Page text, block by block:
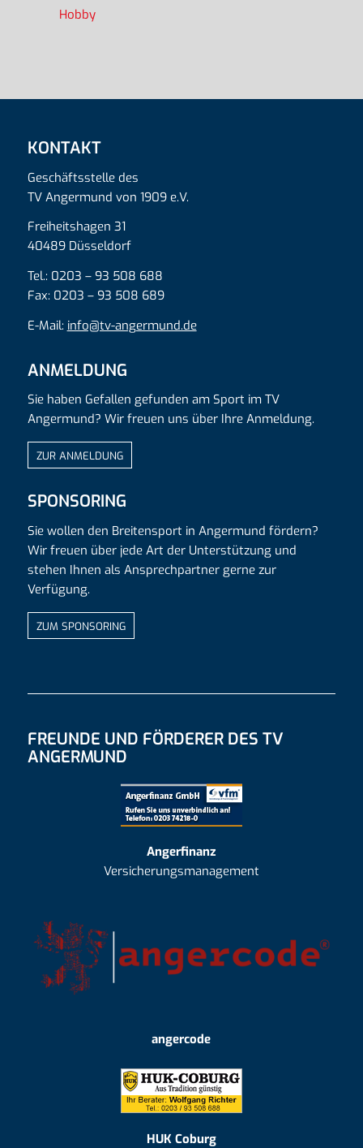
Hobby
KONTAKT
Geschäftsstelle des
TV Angermund von 1909 e.V.
Freiheitshagen 31
40489 Düsseldorf
Tel.: 0203 – 93 508 688
Fax: 0203 – 93 508 689
E-Mail: info@tv-angermund.de
ANMELDUNG
Sie haben Gefallen gefunden am Sport im TV
Angermund? Wir freuen uns über Ihre Anmeldung.
ZUR ANMELDUNG
SPONSORING
Sie wollen den Breitensport in Angermund fördern?
Wir freuen über jede Art der Unterstützung und
stehen Ihnen als Ansprechpartner gerne zur
Verfügung.
ZUM SPONSORING
FREUNDE UND FÖRDERER DES TV
ANGERMUND
Angerfinanz
Versicherungsmanagement
angercode
HUK Coburg